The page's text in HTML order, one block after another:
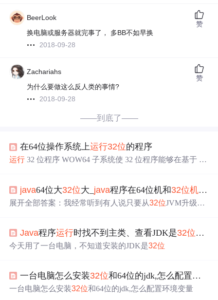
BeerLook
换电脑或服务器就完事了， 多BB不如早换
2018-09-28
赞
Zachariahs
为什么要做这么反人类的事情?
2018-09-28
赞
——到底了——
在64位操作系统上运行32位的程序
运行 32 位程序 WOW64 子系统使 32 位程序能够在基于 x6
本的 Windows Server 2003 和 Windows XP 专业 x64 版的创
建 32 位环境。WOW64 子系统有关的详细信息，请参阅 M
java64位大32位大_ java程序在64位机和32位机上
展开全部答案：我经常听到有人说只要从32位JVM升级到
有显著的性能提升的前提是在这之前你的系统存在内存占
用的问题比如过度GC或者java.lang.outofmemoryerror，并
Java程序运行时找不到主类、查看JDK是32位还是
今天用了一台电脑，不知道安装的JDK是32位
一台电脑怎么安装32位和64位的jdk,怎么配置环境变量
一台电脑怎么安装32位和64位的jdk,怎么配置环境变量